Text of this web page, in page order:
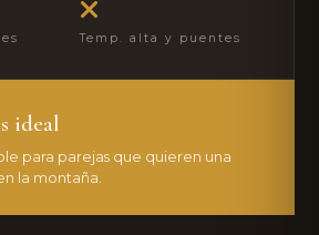
Temp. alta y puentes
ideal
para parejas que quieren una
la montaña.